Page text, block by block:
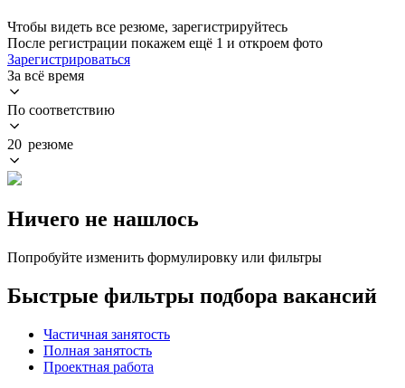
Чтобы видеть все резюме, зарегистрируйтесь
После регистрации покажем ещё 1 и откроем фото
Зарегистрироваться
За всё время
По соответствию
20 резюме
Ничего не нашлось
Попробуйте изменить формулировку или фильтры
Быстрые фильтры подбора вакансий
Частичная занятость
Полная занятость
Проектная работа